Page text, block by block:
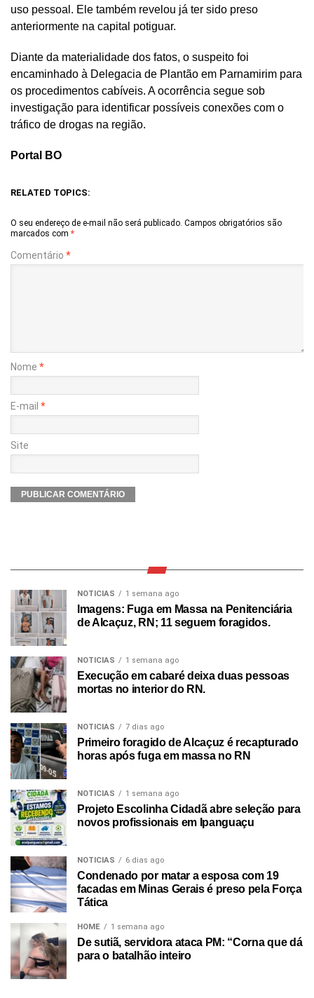
uso pessoal. Ele também revelou já ter sido preso
anteriormente na capital potiguar.
Diante da materialidade dos fatos, o suspeito foi
encaminhado à Delegacia de Plantão em Parnamirim para
os procedimentos cabíveis. A ocorrência segue sob
investigação para identificar possíveis conexões com o
tráfico de drogas na região.
Portal BO
RELATED TOPICS:
O seu endereço de e-mail não será publicado. Campos obrigatórios são
marcados com *
Comentário *
Nome *
E-mail *
Site
NOTICIAS 1 semana ago
Imagens: Fuga em Massa na Penitenciária
de Alcaçuz, RN; 11 seguem foragidos.
NOTICIAS 1 semana ago
Execução em cabaré deixa duas pessoas
mortas no interior do RN.
NOTICIAS 7 dias ago
Primeiro foragido de Alcaçuz é recapturado
horas após fuga em massa no RN
NOTICIAS 1 semana ago
Projeto Escolinha Cidadã abre seleção para
novos profissionais em Ipanguaçu
NOTICIAS 6 dias ago
Condenado por matar a esposa com 19
facadas em Minas Gerais é preso pela Força
Tática
HOME 1 semana ago
De sutiã, servidora ataca PM: “Corna que dá
para o batalhão inteiro